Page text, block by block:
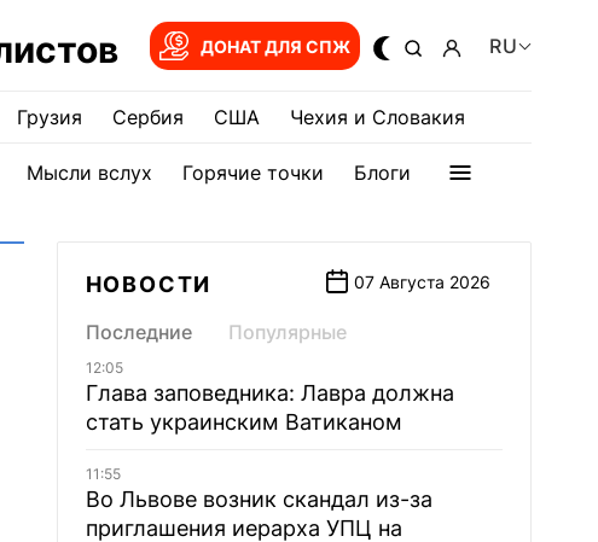
ДОНАТ ДЛЯ СПЖ RU
Грузия Сербия США Чехия и Словакия
Мысли вслух Горячие точки Блоги
НОВОСТИ 07 Августа 2026
Последние Популярные
12:05
Глава заповедника: Лавра должна
стать украинским Ватиканом
11:55
Во Львове возник скандал из-за
приглашения иерарха УПЦ на